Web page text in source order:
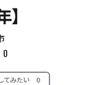
0
てみたい 0